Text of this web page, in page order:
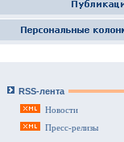
RSS-лента
Новости
Пресс-релизы